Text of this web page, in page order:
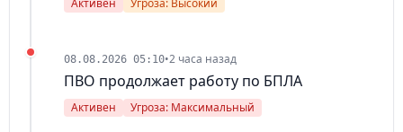
Активен Угроза: Высокий
08.08.2026 05:10•2 часа назад
ПВО продолжает работу по БПЛА
Активен Угроза: Максимальный